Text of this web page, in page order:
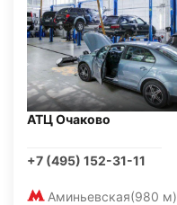
АТЦ Очаково
+7 (495) 152-31-11
Аминьевская(980 м)